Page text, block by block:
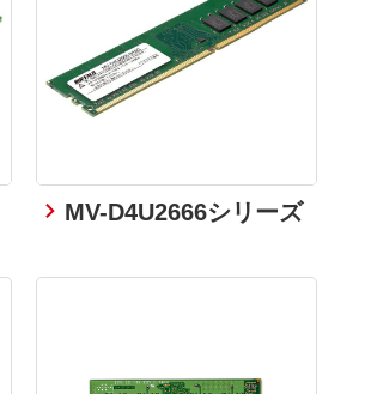
MV-D4U2666シリーズ